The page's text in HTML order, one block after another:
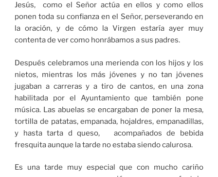
Jesús, como el Señor actúa en ellos y como ellos
ponen toda su confianza en el Señor, perseverando en
la oración, y de cómo la Virgen estaría ayer muy
contenta de ver como honrábamos a sus padres.
Después celebramos una merienda con los hijos y los
nietos, mientras los más jóvenes y no tan jóvenes
jugaban a carreras y a tiro de cantos, en una zona
habilitada por el Ayuntamiento que también pone
música. Las abuelas se encargaban de poner la mesa,
tortilla de patatas, empanada, hojaldres, empanadillas,
y hasta tarta d queso, acompañados de bebida
fresquita aunque la tarde no estaba siendo calurosa.
Es una tarde muy especial que con mucho cariño